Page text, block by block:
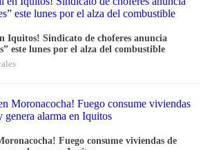
Iquitos! Sindicato de choferes anuncia
este lunes por el alza del combustible
Fuego consume viviendas de